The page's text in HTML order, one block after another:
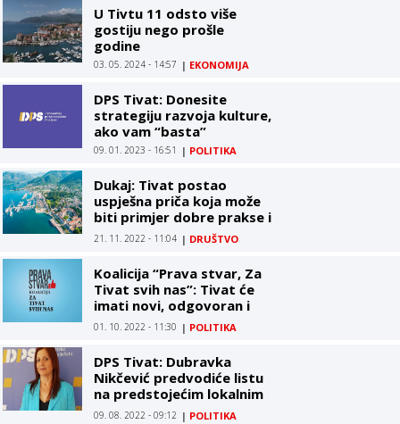
U Tivtu 11 odsto više
gostiju nego prošle
godine
03. 05. 2024 - 14:57 | EKONOMIJA
DPS Tivat: Donesite
strategiju razvoja kulture,
ako vam “basta”
09. 01. 2023 - 16:51 | POLITIKA
Dukaj: Tivat postao
uspješna priča koja može
biti primjer dobre prakse i
drugim opštinama
21. 11. 2022 - 11:04 | DRUŠTVO
Koalicija “Prava stvar, Za
Tivat svih nas”: Tivat će
imati novi, odgovoran i
svakodnevno posvećen
menadžment Opštine
01. 10. 2022 - 11:30 | POLITIKA
DPS Tivat: Dubravka
Nikčević predvodiće listu
na predstojećim lokalnim
izborima
09. 08. 2022 - 09:12 | POLITIKA